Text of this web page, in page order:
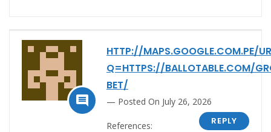

HTTP://MAPS.GOOGLE.COM.PE/
Q=HTTPS://BALLOTABLE.COM/
BET/
Posted On July 26, 2026
REPLY
References: